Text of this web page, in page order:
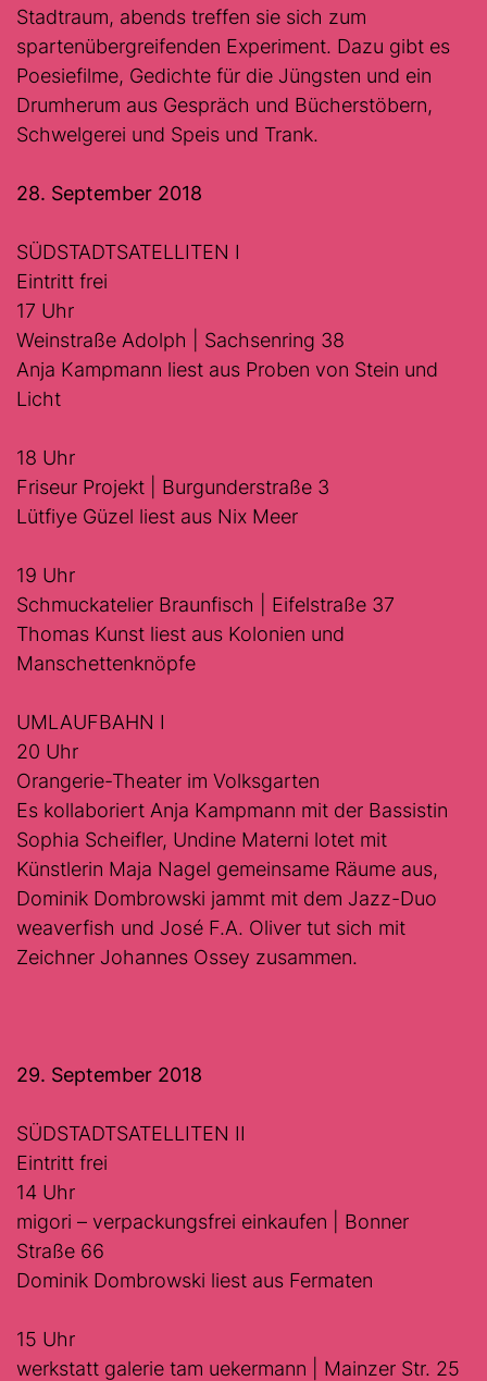
Stadtraum, abends treffen sie sich zum
spartenübergreifenden Experiment. Dazu gibt es
Poesiefilme, Gedichte für die Jüngsten und ein
Drumherum aus Gespräch und Bücherstöbern,
Schwelgerei und Speis und Trank.
28. September 2018
SÜDSTADTSATELLITEN I
Eintritt frei
17 Uhr
Weinstraße Adolph | Sachsenring 38
Anja Kampmann liest aus Proben von Stein und
Licht
18 Uhr
Friseur Projekt | Burgunderstraße 3
Lütfiye Güzel liest aus Nix Meer
19 Uhr
Schmuckatelier Braunfisch | Eifelstraße 37
Thomas Kunst liest aus Kolonien und
Manschettenknöpfe
UMLAUFBAHN I
20 Uhr
Orangerie-Theater im Volksgarten
Es kollaboriert Anja Kampmann mit der Bassistin
Sophia Scheifler, Undine Materni lotet mit
Künstlerin Maja Nagel gemeinsame Räume aus,
Dominik Dombrowski jammt mit dem Jazz-Duo
weaverfish und José F.A. Oliver tut sich mit
Zeichner Johannes Ossey zusammen.
29. September 2018
SÜDSTADTSATELLITEN II
Eintritt frei
14 Uhr
migori – verpackungsfrei einkaufen | Bonner
Straße 66
Dominik Dombrowski liest aus Fermaten
15 Uhr
werkstatt galerie tam uekermann | Mainzer Str. 25